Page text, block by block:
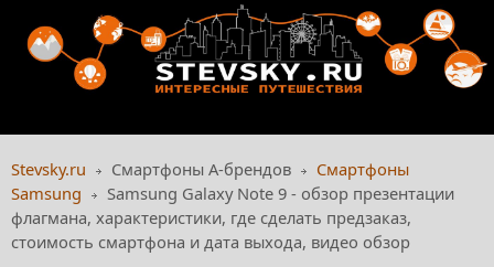
Stevsky.ru Смартфоны А-брендов
Смартфоны
Samsung
Samsung Galaxy Note 9 - обзор презентации
флагмана, характеристики, где сделать предзаказ,
стоимость смартфона и дата выхода, видео обзор